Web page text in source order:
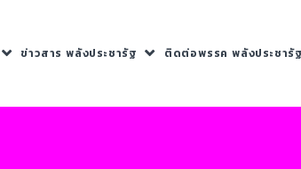
ข่าวสาร พลังประชารัฐ ติดต่อพรรค พลังประชารัฐ